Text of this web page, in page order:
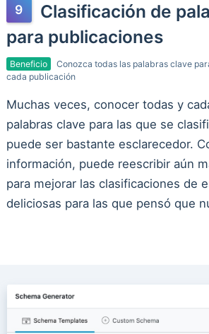
Clasificación de
para publicaciones
Beneficio
Conozca todas las palabras clave
cada publicación
Muchas veces, conocer todas y
palabras clave para las que se
puede ser bastante esclarecedor.
información, puede reescribir aún
para mejorar las clasificaciones de
deliciosas para las que pensó que